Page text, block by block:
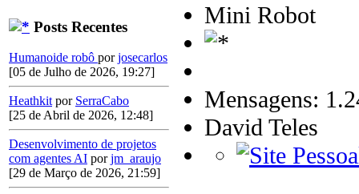
Posts Recentes
Humanoide robô porjosecarlos
[05 de Julho de 2026, 19:27]
Heathkit por SerraCabo
[25 de Abril de 2026, 12:48]
Desenvolvimento de projetos
com agentes AI porjm_araujo
[29 de Março de 2026, 21:59]
Mini Robot
Mensagens:
David Teles